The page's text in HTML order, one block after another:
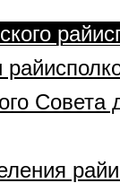
Совета